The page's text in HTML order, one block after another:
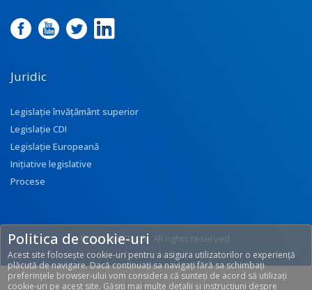
Juridic
Legislație învățământ superior
Legislație CDI
Legislație Europeană
Inițiative legislative
Procese
© 2017 UEFISCDI. All rights reserved.
[T: 0.2033, O: 113]
Politica de cookie-uri
Acest site folosește cookie-uri pentru a asigura utilizatorilor o experiență
plăcută de navigare. Dacă continuați sa navigați fără sa schimbați
preferințele browser-ului vom considera că sunteți de acord să utilizați
cookie-uri pe acest site. Găsiți mai multe detalii și instrucțiuni despre